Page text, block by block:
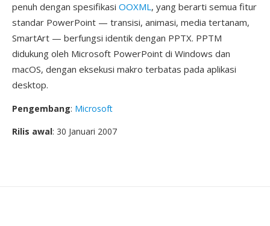
penuh dengan spesifikasi OOXML, yang berarti semua fitur
standar PowerPoint — transisi, animasi, media tertanam,
SmartArt — berfungsi identik dengan PPTX. PPTM
didukung oleh Microsoft PowerPoint di Windows dan
macOS, dengan eksekusi makro terbatas pada aplikasi
desktop.
Pengembang: Microsoft
Rilis awal: 30 Januari 2007